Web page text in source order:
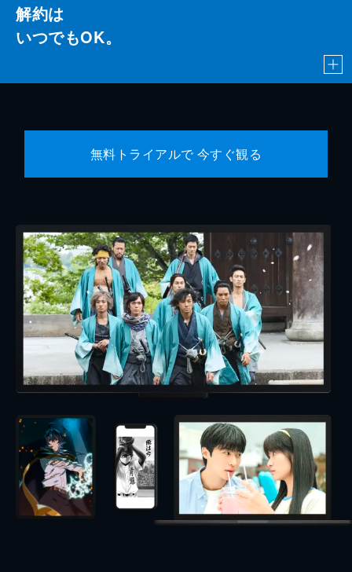
解約は
いつでもOK。
無料トライアルで 今すぐ観る